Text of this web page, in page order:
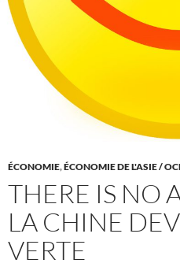
ÉCONOMIE,ÉCONOMIE DE L'ASIE /
THERE IS NO
LA CHINE
VERTE